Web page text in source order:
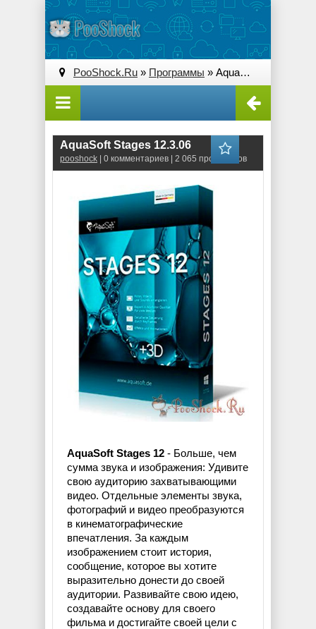
PooShock.Ru » Программы » AquaSoft Stages 12.3.06
AquaSoft Stages 12.3.06
pooshock | 0 комментариев | 2 065 просмотров
AquaSoft Stages 12 - Больше, чем
сумма звука и изображения: Удивите
свою аудиторию захватывающими
видео. Отдельные элементы звука,
фотографий и видео преобразуются
в кинематографические
впечатления. За каждым
изображением стоит история,
сообщение, которое вы хотите
выразительно донести до своей
аудитории. Развивайте свою идею,
создавайте основу для своего
фильма и достигайте своей цели с